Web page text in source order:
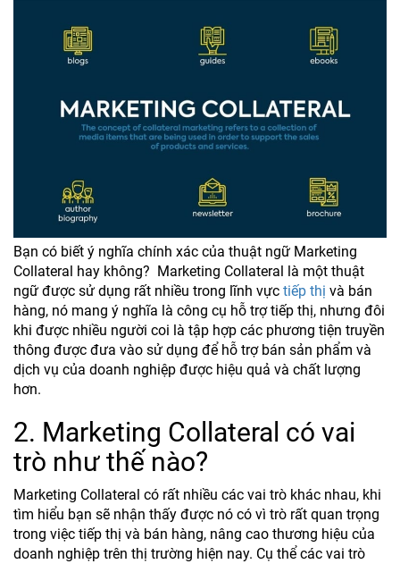
Bạn có biết ý nghĩa chính xác của thuật ngữ Marketing
Collateral hay không? Marketing Collateral là một thuật
ngữ được sử dụng rất nhiều trong lĩnh vực tiếp thị và bán
hàng, nó mang ý nghĩa là công cụ hỗ trợ tiếp thị, nhưng đôi
khi được nhiều người coi là tập hợp các phương tiện truyền
thông được đưa vào sử dụng để hỗ trợ bán sản phẩm và
dịch vụ của doanh nghiệp được hiệu quả và chất lượng
hơn.
2. Marketing Collateral có vai
trò như thế nào?
Marketing Collateral có rất nhiều các vai trò khác nhau, khi
tìm hiểu bạn sẽ nhận thấy được nó có vì trò rất quan trọng
trong việc tiếp thị và bán hàng, nâng cao thương hiệu của
doanh nghiệp trên thị trường hiện nay. Cụ thể các vai trò